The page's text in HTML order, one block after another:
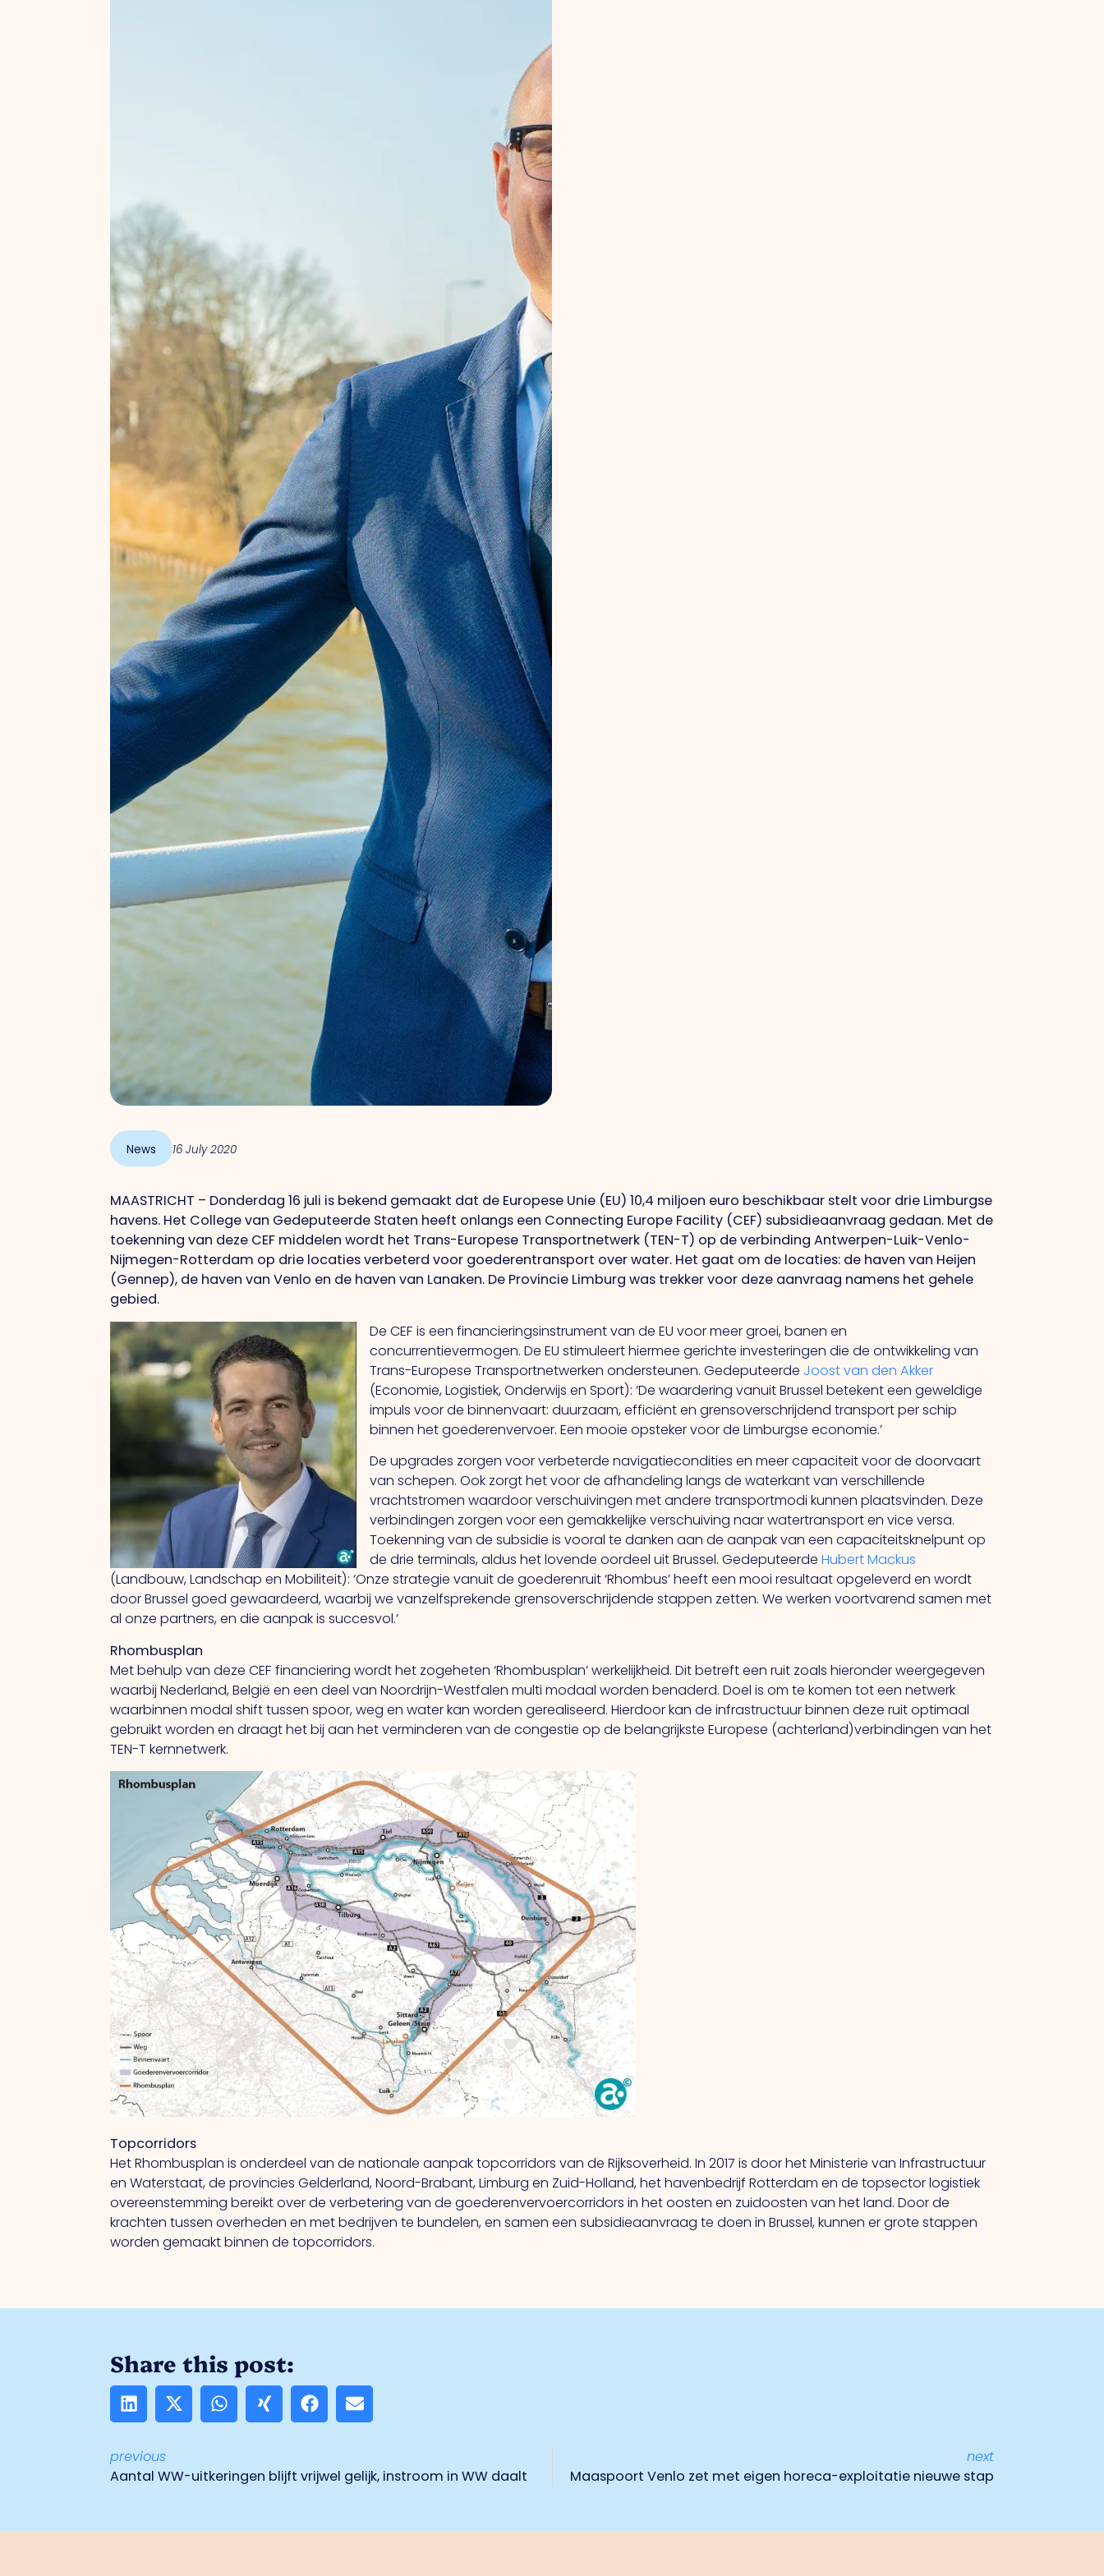
News 16 July 2020
MAASTRICHT – Donderdag 16 juli is bekend gemaakt dat de Europese Unie (EU) 10,4 miljoen euro beschikbaar stelt voor drie Limburgse
havens. Het College van Gedeputeerde Staten heeft onlangs een Connecting Europe Facility (CEF) subsidieaanvraag gedaan. Met de
toekenning van deze CEF middelen wordt het Trans-Europese Transportnetwerk (TEN-T) op de verbinding Antwerpen-Luik-Venlo-
Nijmegen-Rotterdam op drie locaties verbeterd voor goederentransport over water. Het gaat om de locaties: de haven van Heijen
(Gennep), de haven van Venlo en de haven van Lanaken. De Provincie Limburg was trekker voor deze aanvraag namens het gehele
gebied.
De CEF is een financieringsinstrument van de EU voor meer groei, banen en
concurrentievermogen. De EU stimuleert hiermee gerichte investeringen die de ontwikkeling van
Trans-Europese Transportnetwerken ondersteunen. Gedeputeerde Joost van den Akker
(Economie, Logistiek, Onderwijs en Sport): ‘De waardering vanuit Brussel betekent een geweldige
impuls voor de binnenvaart: duurzaam, efficiënt en grensoverschrijdend transport per schip
binnen het goederenvervoer. Een mooie opsteker voor de Limburgse economie.’
De upgrades zorgen voor verbeterde navigatiecondities en meer capaciteit voor de doorvaart
van schepen. Ook zorgt het voor de afhandeling langs de waterkant van verschillende
vrachtstromen waardoor verschuivingen met andere transportmodi kunnen plaatsvinden. Deze
verbindingen zorgen voor een gemakkelijke verschuiving naar watertransport en vice versa.
Toekenning van de subsidie is vooral te danken aan de aanpak van een capaciteitsknelpunt op
de drie terminals, aldus het lovende oordeel uit Brussel. GedeputeerdeHubert Mackus
(Landbouw, Landschap en Mobiliteit): ‘Onze strategie vanuit de goederenruit ‘Rhombus’ heeft een mooi resultaat opgeleverd en wordt
door Brussel goed gewaardeerd, waarbij we vanzelfsprekende grensoverschrijdende stappen zetten. We werken voortvarend samen met
al onze partners, en die aanpak is succesvol.’
Rhombusplan
Met behulp van deze CEF financiering wordt het zogeheten ‘Rhombusplan’ werkelijkheid. Dit betreft een ruit zoals hieronder weergegeven
waarbij Nederland, België en een deel van Noordrijn-Westfalen multi modaal worden benaderd. Doel is om te komen tot een netwerk
waarbinnen modal shift tussen spoor, weg en water kan worden gerealiseerd. Hierdoor kan de infrastructuur binnen deze ruit optimaal
gebruikt worden en draagt het bij aan het verminderen van de congestie op de belangrijkste Europese (achterland)verbindingen van het
TEN-T kernnetwerk.
Topcorridors
Het Rhombusplan is onderdeel van de nationale aanpak topcorridors van de Rijksoverheid. In 2017 is door het Ministerie van Infrastructuur
en Waterstaat, de provincies Gelderland, Noord-Brabant, Limburg en Zuid-Holland, het havenbedrijf Rotterdam en de topsector logistiek
overeenstemming bereikt over de verbetering van de goederenvervoercorridors in het oosten en zuidoosten van het land. Door de
krachten tussen overheden en met bedrijven te bundelen, en samen een subsidieaanvraag te doen in Brussel, kunnen er grote stappen
worden gemaakt binnen de topcorridors.
Share this post:
previous
Aantal WW-uitkeringen blijft vrijwel gelijk, instroom in WW daalt
next
Maaspoort Venlo zet met eigen horeca-exploitatie nieuwe stap